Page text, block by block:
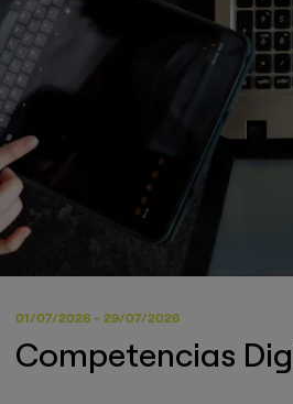
Organización
Portal de transparencia
Memoria anual y datos generales
Canal ético
01/07/2026 - 29/07/2026
Competencias